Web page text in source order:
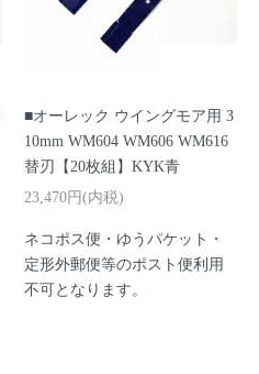
■オーレック ウイングモア用 3
10mm WM604 WM606 WM616
替刃【20枚組】KYK青
23,470円(内税)
ネコポス便・ゆうパケット・
定形外郵便等のポスト便利用
不可となります。